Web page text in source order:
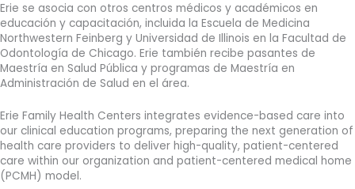
Erie se asocia con otros centros médicos y académicos en
educación y capacitación, incluida la Escuela de Medicina
Northwestern Feinberg y Universidad de Illinois en la Facultad de
Odontología de Chicago. Erie también recibe pasantes de
Maestría en Salud Pública y programas de Maestría en
Administración de Salud en el área.
Erie Family Health Centers integrates evidence-based care into
our clinical education programs, preparing the next generation of
health care providers to deliver high-quality, patient-centered
care within our organization and patient-centered medical home
(PCMH) model.